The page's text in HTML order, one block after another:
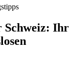
Schweiz: Ihr